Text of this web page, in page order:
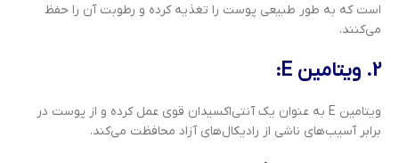
است که به طور طبیعی پوست را تغذیه کرده و رطوبت آن را حفظ
می‌کنند.
2. ویتامین E:
ویتامین E به عنوان یک آنتی‌اکسیدان قوی عمل کرده و از پوست در
برابر آسیب‌های ناشی از رادیکال‌های آزاد محافظت می‌کند.